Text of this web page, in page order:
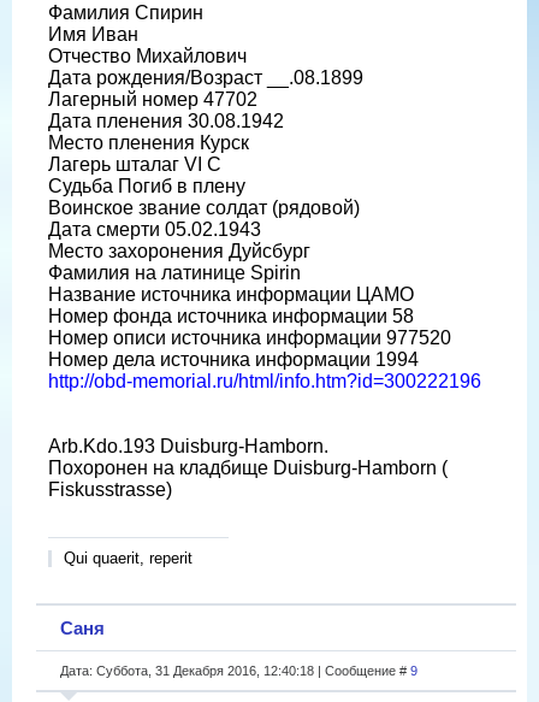
Фамилия Спирин
Имя Иван
Отчество Михайлович
Дата рождения/Возраст __.08.1899
Лагерный номер 47702
Дата пленения 30.08.1942
Место пленения Курск
Лагерь шталаг VI C
Судьба Погиб в плену
Воинское звание солдат (рядовой)
Дата смерти 05.02.1943
Место захоронения Дуйсбург
Фамилия на латинице Spirin
Название источника информации ЦАМО
Номер фонда источника информации 58
Номер описи источника информации 977520
Номер дела источника информации 1994
http://obd-memorial.ru/html/info.htm?id=300222196
Arb.Kdo.193 Duisburg-Hamborn.
Похоронен на кладбище Duisburg-Hamborn (
Fiskusstrasse)
Qui quaerit, reperit
Саня
Дата: Суббота, 31 Декабря 2016, 12:40:18 | Сообщение # 9